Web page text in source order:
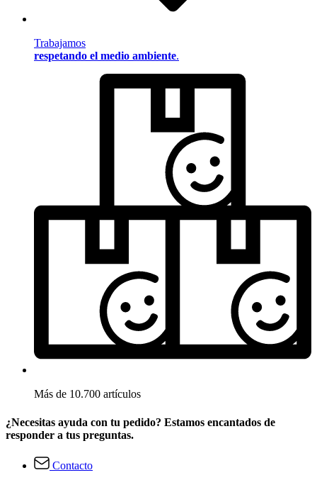
Trabajamos
respetando el medio ambiente.
Más de 10.700 artículos
¿Necesitas ayuda con tu pedido? Estamos encantados de
responder a tus preguntas.
Contacto